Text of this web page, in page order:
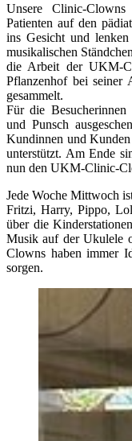
Unsere Clinic-
Patienten auf den
ins Gesicht und
musikalischen
die Arbeit der UKM-
Pflanzenhof bei seiner
gesammelt.
Für die
und Punsch
Kundinnen und
unterstützt. Am Ende
nun den UKM-Clinic-
Jede Woche Mittwoch
Fritzi, Harry, Pippo,
über die
Musik auf der Ukulele
Clowns haben immer
sorgen.